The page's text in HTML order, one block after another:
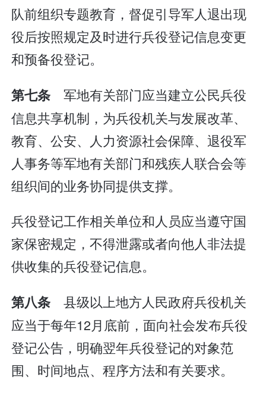
队前组织专题教育，督促引导军人退出现
役后按照规定及时进行兵役登记信息变更
和预备役登记。
第七条军地有关部门应当建立公民兵役
信息共享机制，为兵役机关与发展改革、
教育、公安、人力资源社会保障、退役军
人事务等军地有关部门和残疾人联合会等
组织间的业务协同提供支撑。
兵役登记工作相关单位和人员应当遵守国
家保密规定，不得泄露或者向他人非法提
供收集的兵役登记信息。
第八条县级以上地方人民政府兵役机关
应当于每年12月底前，面向社会发布兵役
登记公告，明确翌年兵役登记的对象范
围、时间地点、程序方法和有关要求。